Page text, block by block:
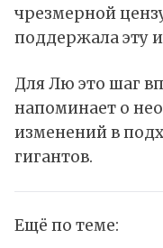
чрезмерной
поддержала эту
Для Лю это шаг
напоминает о
изменений в
гигантов.
Ещё по теме: